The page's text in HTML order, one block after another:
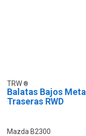
TRW
Balatas Bajos
Traseras RWD
Mazda B2300